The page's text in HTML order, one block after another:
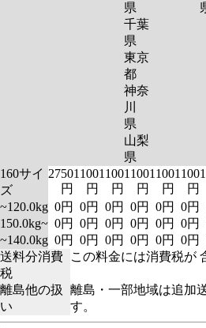
県
千葉
県
東京
都
神奈
川
県
山梨
県
160サイ
ズ
2750
円
1100
円
1100
円
1100
円
1100
円
1100
円
~120.0kg 0円 0円 0円 0円 0円 0円
150.0kg~ 0円 0円 0円 0円 0円 0円
~140.0kg 0円 0円 0円 0円 0円 0円
送料分消費
税
この料金には消費税が
離島他の扱
い
離島・一部地域は追加
す。